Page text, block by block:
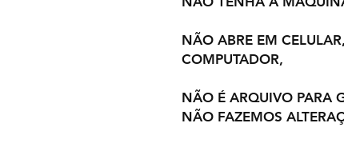
NÃO ABRE EM
COMPUTADOR,
NÃO É ARQUIVO PARA
NÃO FAZEMOS